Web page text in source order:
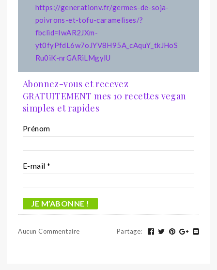
https://generationv.fr/germes-de-soja-
poivrons-et-tofu-caramelises/?
fbclid=IwAR2JXm-
yt0fyPfdL6w7oJYV8H95A_cAquY_tkJHoS
Ru0iK-nrGARiLMgylU
Abonnez-vous et recevez
GRATUITEMENT mes 10 recettes vegan
simples et rapides
Prénom
E-mail *
Aucun Commentaire Partage: